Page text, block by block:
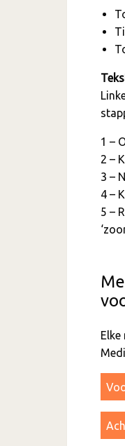
1 –
2 –
3 –
4 –
5 –